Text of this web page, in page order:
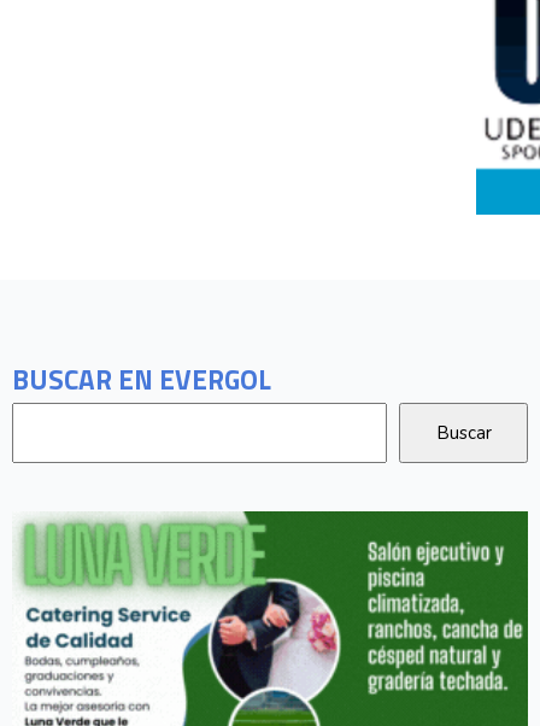
BUSCAR EN EVERGOL